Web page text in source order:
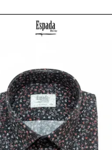
giyim yelpazesinin
müşteri hizmetleriyle de
güvene dayalı
olun ister hızla
aranan standartlara uygun
Espada'ye
stokların en iyi
verimli lojistikten
akıcılık sağlar. Espada
memnuniyetini
erkek hedef kitlenizi
bir toptancıyı
erkek üst giyim
ve sarsılmaz güvenilirlikle
öne çıkma fırsatı